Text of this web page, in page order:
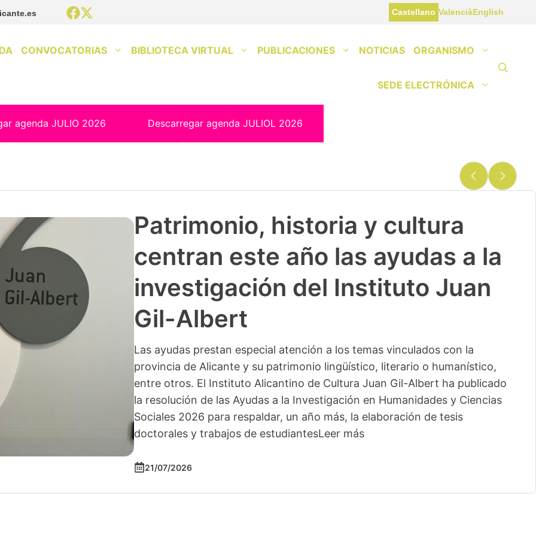
Castellano ValenciàEnglish
CONVOCATORIAS BIBLIOTECA VIRTUAL PUBLICACIONES NOTICIAS ORGANISMO
SEDE ELECTRÓNICA
agenda JULIO 2026 Descarregar agenda JULIOL 2026
Patrimonio, historia y cultura
centran este año las ayudas a la
investigación del Instituto Juan
Gil-Albert
Las ayudas prestan especial atención a los temas vinculados con la
provincia de Alicante y su patrimonio lingüístico, literario o humanístico,
entre otros. El Instituto Alicantino de Cultura Juan Gil-Albert ha publicado
la resolución de las Ayudas a la Investigación en Humanidades y Ciencias
Sociales 2026 para respaldar, un año más, la elaboración de tesis
doctorales y trabajos de estudiantesLeer más
21/07/2026